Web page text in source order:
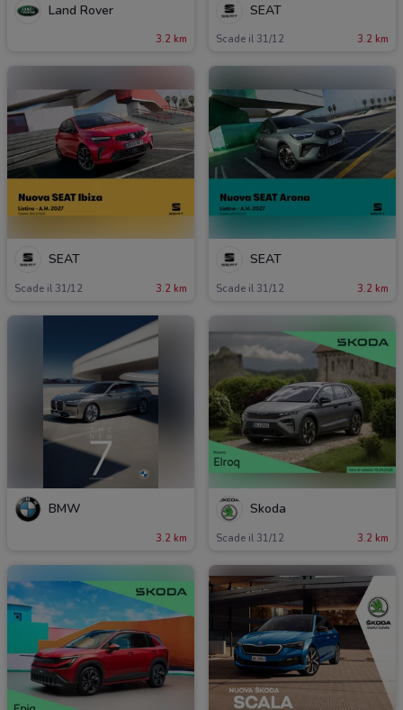
Land Rover
3.2 km
SEAT
Scade il 31/12 3.2 km
SEAT
Scade il 31/12 3.2 km
SEAT
Scade il 31/12 3.2 km
BMW
3.2 km
Skoda
Scade il 31/12 3.2 km